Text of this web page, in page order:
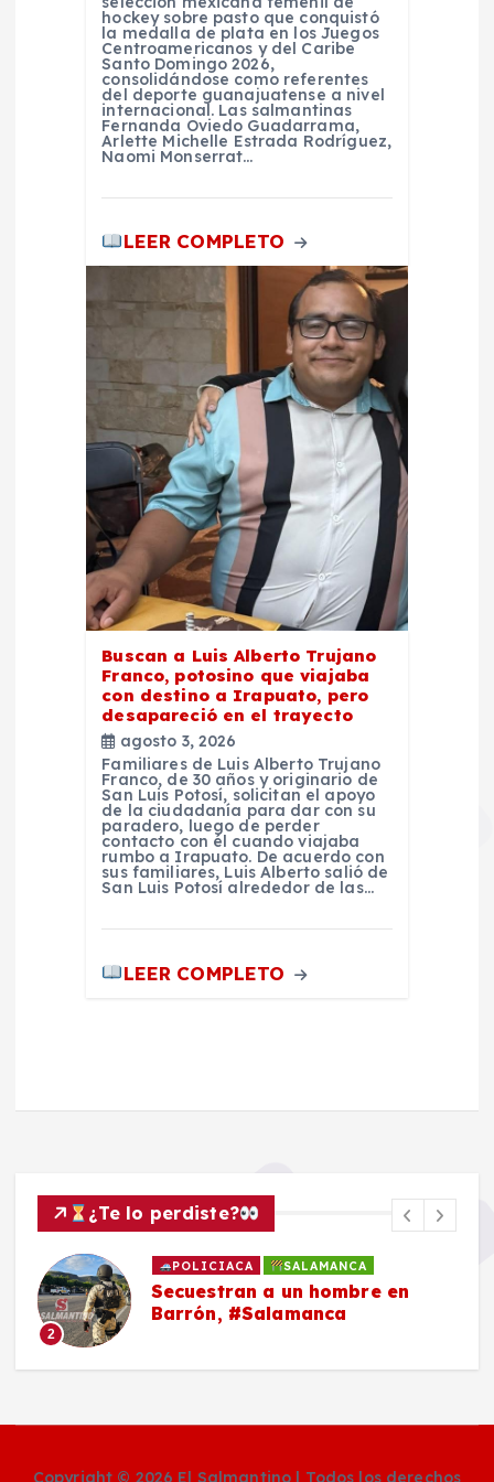
hockey sobre pasto que conquistó
la medalla de plata en los Juegos
Centroamericanos y del Caribe
Santo Domingo 2026,
consolidándose como referentes
del deporte guanajuatense a nivel
internacional. Las salmantinas
Fernanda Oviedo Guadarrama,
Arlette Michelle Estrada Rodríguez,
Naomi Monserrat…
LEER COMPLETO
Buscan a Luis Alberto Trujano
Franco, potosino que viajaba
con destino a Irapuato, pero
desapareció en el trayecto
agosto 3, 2026
Familiares de Luis Alberto Trujano
Franco, de 30 años y originario de
San Luis Potosí, solicitan el apoyo
de la ciudadanía para dar con su
paradero, luego de perder
contacto con él cuando viajaba
rumbo a Irapuato. De acuerdo con
sus familiares, Luis Alberto salió de
San Luis Potosí alrededor de las…
LEER COMPLETO
¿Te lo perdiste?
2
POLICIACA SALAMANCA
Secuestran a un hombre en
Barrón, #Salamanca
Copyright © 2026 El Salmantino | Todos los derechos